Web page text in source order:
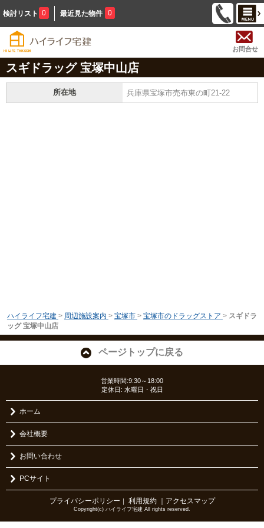
検討リスト 0 最近見た物件 0
お問合せ
スギドラッグ 宝塚中山店
所在地 兵庫県宝塚市売布東の町21-22
ハイライフ宅建 > 周辺施設案内 > 宝塚市 > 宝塚市のドラッグストア > スギドラ
ッグ 宝塚中山店
ページトップに戻る
営業時間:9:30～18:00
定休日: 水曜日・祝日
ホーム
会社概要
お問い合わせ
PCサイト
プライバシーポリシー ｜ 利用規約 ｜アクセスマップ
Copyright(c) ハイライフ宅建 All rights reserved.